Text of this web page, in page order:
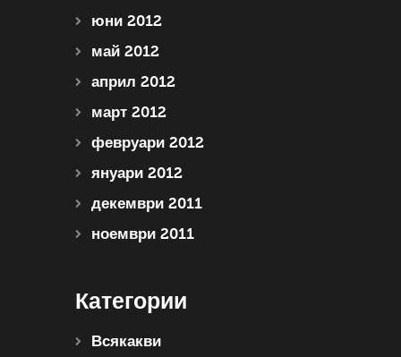
юни 2012
май 2012
април 2012
март 2012
февруари 2012
януари 2012
декември 2011
ноември 2011
Категории
Всякакви